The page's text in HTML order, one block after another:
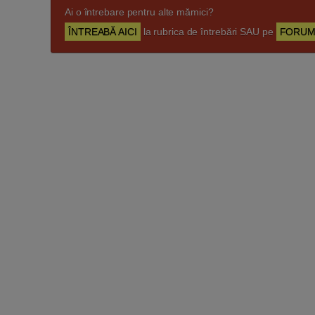
Ai o întrebare pentru alte mămici?
ÎNTREABĂ AICI
la rubrica de întrebări SAU pe